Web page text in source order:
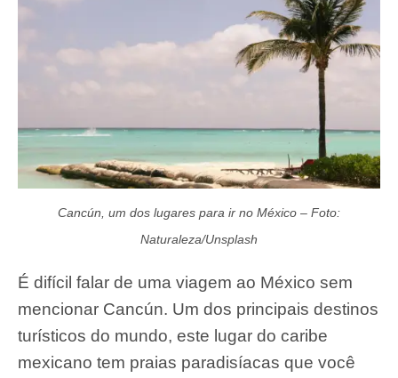
Cancún, um dos lugares para ir no México – Foto:
Naturaleza/Unsplash
É difícil falar de uma viagem ao México sem
mencionar Cancún. Um dos principais destinos
turísticos do mundo, este lugar do caribe
mexicano tem praias paradisíacas que você